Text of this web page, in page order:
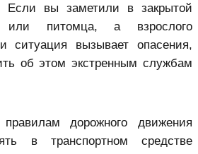
Если вы заметили в закрытой
или питомца, а взрослого
ситуация вызывает опасения,
об этом экстренным службам
дорожного движения
в транспортном средстве